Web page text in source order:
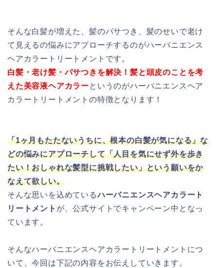
そんな白髪が増えた、髪のパサつき、髪のせいで老け
て見えるの悩みにアプローチするのがハーバニエンス
ヘアカラートリートメントです。
白髪・老け髪・パサつきを解決！髪と頭皮のことを考
えた美容液ヘアカラーというのがハーバニエンスヘア
カラートリートメントの特徴となります！
「1ヶ月もたたないうちに、根本の白髪が気になる」な
どの悩みにアプローチして「人目を気にせず外を歩き
たい！おしゃれな髪型に挑戦したい」という願いをか
なえて欲しい。
そんな思いを込めているハーバニエンスヘアカラート
リートメント が、公式サイトでキャンペーン中となっ
ています。
そんなハーバニエンスヘアカラートリートメントにつ
いて、今回は下記の内容をお伝えしていきます。